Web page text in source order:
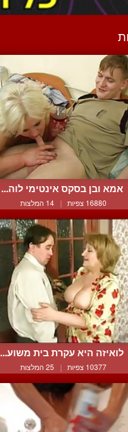
אמא ובן בסקס אינטימי לוה...
16880 צפיות | 14 המלצות
לואיזה היא עקרת בית משוע...
10377 צפיות | 25 המלצות